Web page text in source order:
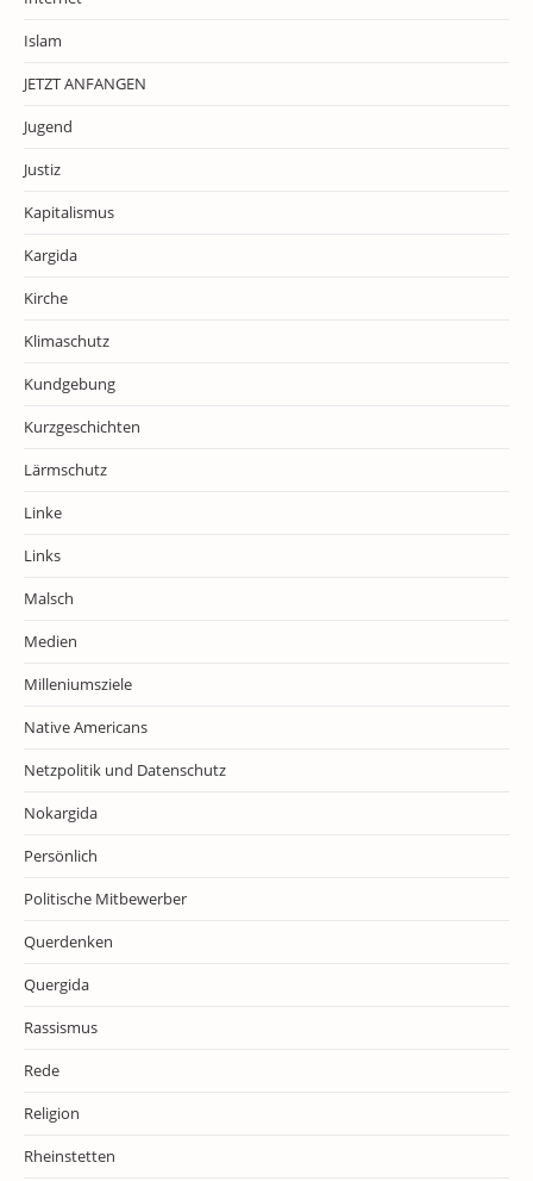
Islam
JETZT ANFANGEN
Jugend
Justiz
Kapitalismus
Kargida
Kirche
Klimaschutz
Kundgebung
Kurzgeschichten
Lärmschutz
Linke
Links
Malsch
Medien
Milleniumsziele
Native Americans
Netzpolitik und Datenschutz
Nokargida
Persönlich
Politische Mitbewerber
Querdenken
Quergida
Rassismus
Rede
Religion
Rheinstetten